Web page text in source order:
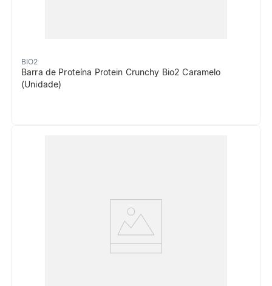
BIO2
Barra de Proteína Protein Crunchy Bio2 Caramelo
(Unidade)